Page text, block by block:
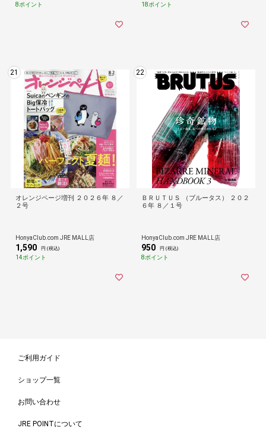
8ポイント 18ポイント
21
オレンジページ増刊 ２０２６年 ８／
２号
HonyaClub.com JRE MALL店
1,590 円 (税込)
14ポイント
22
ＢＲＵＴＵＳ （ブルータス） ２０２
６年 ８／１号
HonyaClub.com JRE MALL店
950 円 (税込)
8ポイント
ご利用ガイド
ショップ一覧
お問い合わせ
JRE POINTについて